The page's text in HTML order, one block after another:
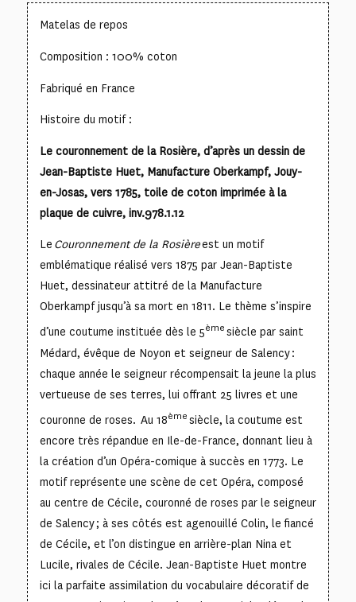
Matelas de repos
Composition : 100% coton
Fabriqué en France
Histoire du motif :
Le couronnement de la Rosière, d’après un dessin de
Jean-Baptiste Huet, Manufacture Oberkampf, Jouy-
en-Josas, vers 1785, toile de coton imprimée à la
plaque de cuivre, inv.978.1.12
Le Couronnement de la Rosièreest un motif
emblématique réalisé vers 1875 par Jean-Baptiste
Huet, dessinateur attitré de la Manufacture
Oberkampf jusqu’à sa mort en 1811. Le thème s’inspire
d’une coutume instituée dès le 5èmesiècle par saint
Médard, évêque de Noyon et seigneur de Salency :
chaque année le seigneur récompensait la jeune la plus
vertueuse de ses terres, lui offrant 25 livres et une
couronne de roses. Au 18èmesiècle, la coutume est
encore très répandue en Ile-de-France, donnant lieu à
la création d’un Opéra-comique à succès en 1773. Le
motif représente une scène de cet Opéra, composé
au centre de Cécile, couronné de roses par le seigneur
de Salency ; à ses côtés est agenouillé Colin, le fiancé
de Cécile, et l’on distingue en arrière-plan Nina et
Lucile, rivales de Cécile. Jean-Baptiste Huet montre
ici la parfaite assimilation du vocabulaire décoratif de